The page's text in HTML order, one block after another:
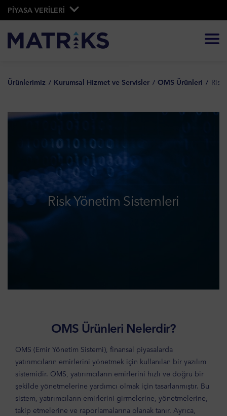
PİYASA VERİLERİ
Ürünlerimiz Kurumsal Hizmet ve Servisler OMS Ürünleri
Risk Yönetim Sistemleri
OMS Ürünleri Nelerdir?
OMS (Emir Yönetim Sistemi), finansal piyasalarda
yatırımcıların emirlerini yönetmek için kullanılan bir yazılım
sistemidir. OMS, yatırımcıların emirlerini hızlı ve doğru bir
şekilde yönetmelerine yardımcı olmak için tasarlanmıştır. Bu
sistem, yatırımcıların emirlerini girmelerine, yönetmelerine,
takip etmelerine ve raporlamalarına olanak tanır. Ayrıca,